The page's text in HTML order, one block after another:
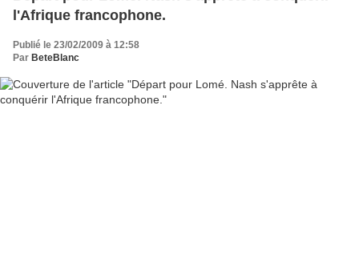
l'Afrique francophone.
Publié le 23/02/2009 à 12:58
Par BeteBlanc